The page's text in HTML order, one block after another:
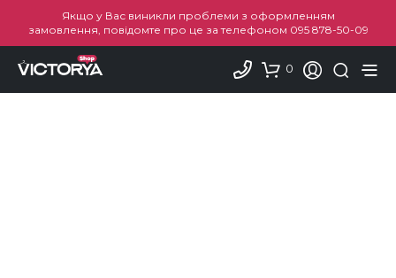
Якщо у Вас виникли проблеми з оформленням
замовлення, повідомте про це за телефоном 095 878-50-09
0